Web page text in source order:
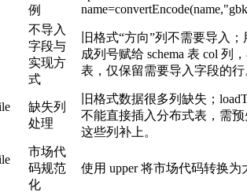
例
不导入
字段与
实现方
式
旧格式“方向”列不需要导入
成列号赋给 schema 表 col 列
表，仅保留需要导入字段的行
缺失列
处理
旧格式数据很多列缺失；
不能直接插入分布式表，需预
这些列补上。
市场代
码规范
化
使用 upper 将市场代码转换为